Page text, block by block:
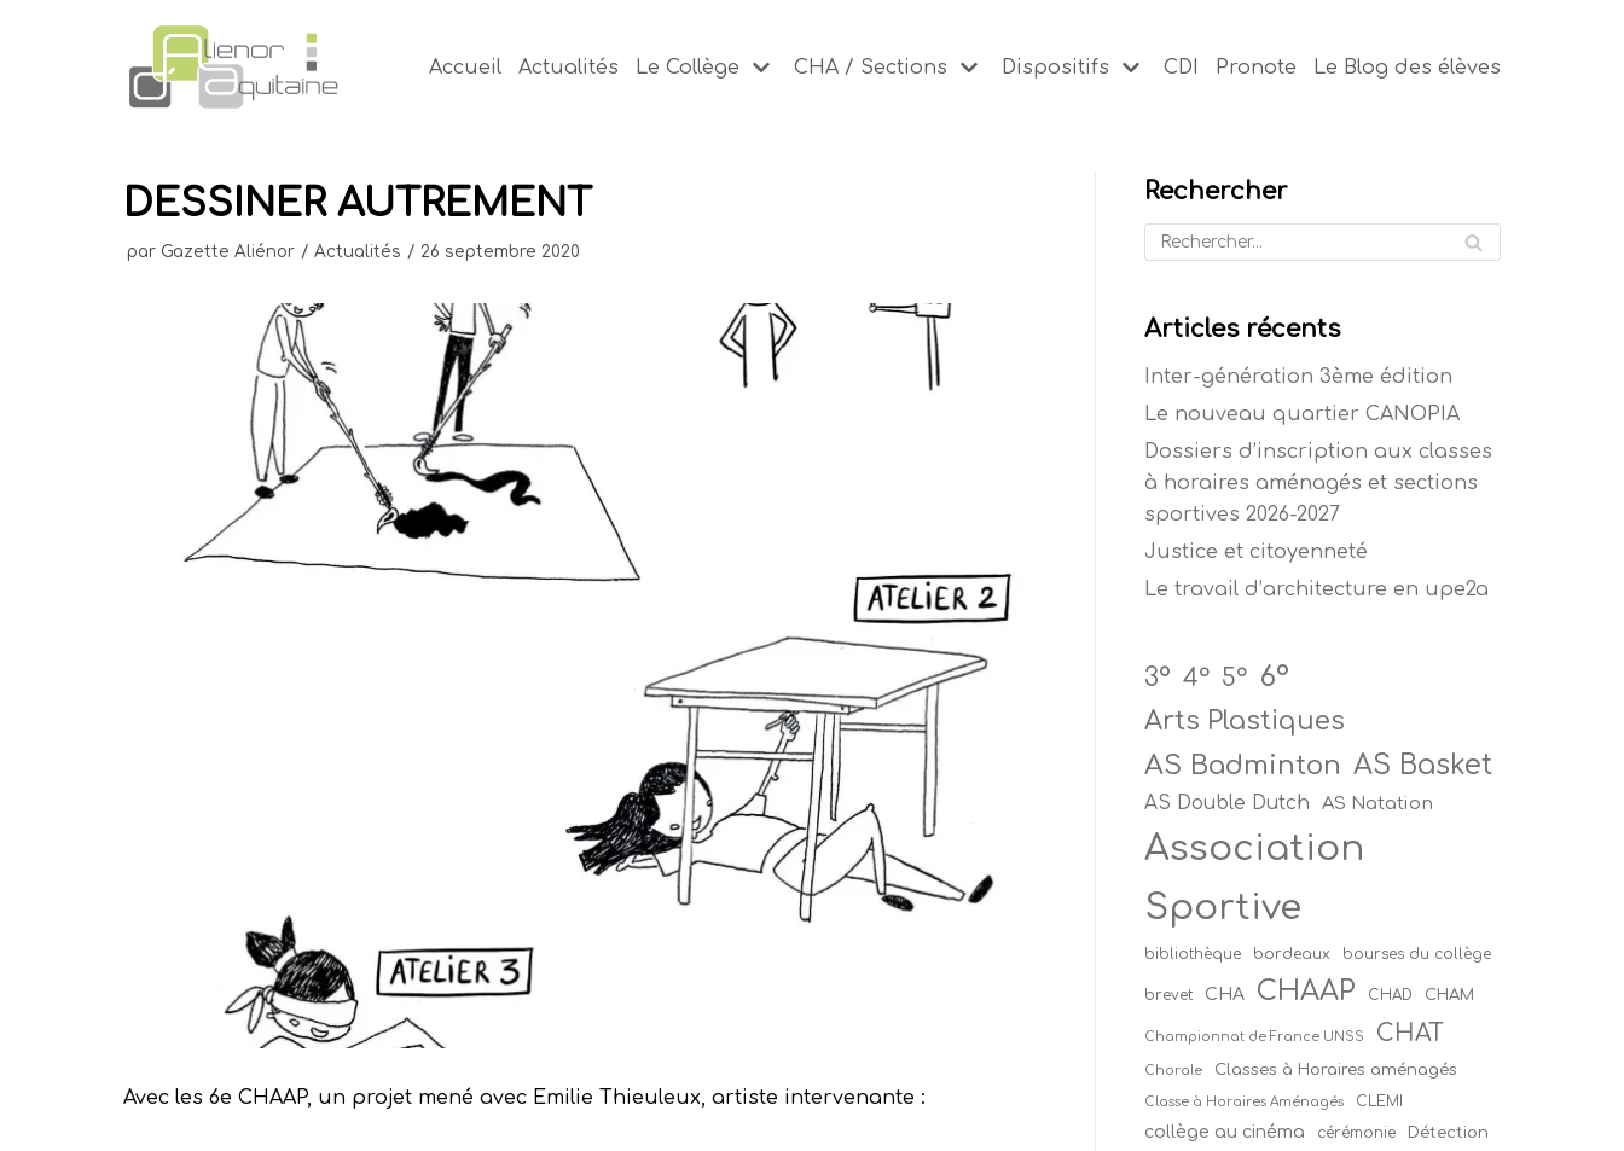
Accueil Actualités Le Collège CHA / Sections Dispositifs CDI Pronote Le Blog des élèves
DESSINER AUTREMENT
par Gazette Aliénor Actualités 26 septembre 2020
Avec les 6e CHAAP, un projet mené avec Emilie Thieuleux, artiste intervenante :
Rechercher
Articles récents
Inter-génération 3ème édition
Le nouveau quartier CANOPIA
Dossiers d’inscription aux classes
à horaires aménagés et sections
sportives 2026-2027
Justice et citoyenneté
Le travail d’architecture en upe2a
3° 4° 5° 6°
Arts Plastiques
AS Badminton AS Basket
AS Double Dutch AS Natation
Association
Sportive
bibliothèque bordeaux bourses du collège
brevet CHA CHAAP CHAD CHAM
Championnat de France UNSS CHAT
Chorale Classes à Horaires aménagés
Classe à Horaires Aménagés CLEMI
collège au cinéma cérémonie Détection